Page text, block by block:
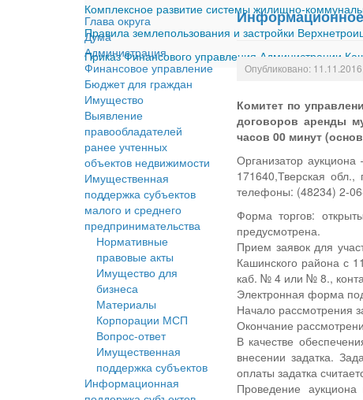
Комплексное развитие системы жилищно-
Правила землепользования и застройки
Приказ Финансового управления Администрации
Глава округа
Дума
Администрация
Финансовое управление
Бюджет для граждан
Имущество
Выявление
правообладателей
ранее учтенных
объектов недвижимости
Имущественная
поддержка субъектов
малого и среднего
предпринимательства
Нормативные
правовые акты
Имущество для
бизнеса
Материалы
Корпорации МСП
Вопрос-ответ
Имущественная
поддержка субъектов
Информационная
Информационное
Опубликовано:
Комитет по
договоров аренды
часов 00 минут
Организатор
171640,Тверская
телефоны: (48234) 2-
Форма торгов:
предусмотрена.
Прием заявок для
Кашинского района с
каб. № 4 или № 8.,
Электронная форма
Начало рассмотрения
Окончание
В качестве
внесении задатка.
оплаты задатка
Проведение